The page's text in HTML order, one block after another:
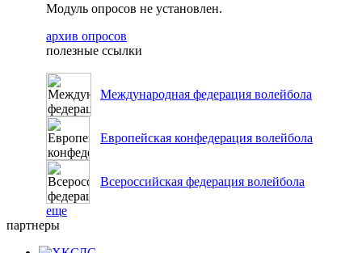
Модуль опросов не установлен.
архив опросов
полезные ссылки
Международная федерация волейбола
Европейская конфедерация волейбола
Всероссийская федерация волейбола
еще
партнеры